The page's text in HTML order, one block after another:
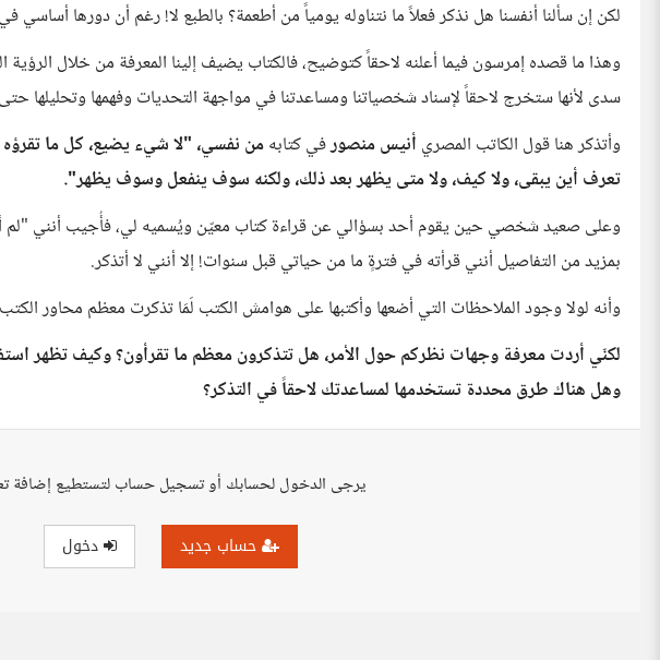
لكن إن سألنا أنفسنا هل نذكر فعلاً ما نتناوله يومياً من أطعمة؟ بالطبع لا! رغم أن دورها أساسي
وهذا ما قصده إمرسون فيما أعلنه لاحقاً كتوضيح، فالكتاب يضيف إلينا المعرفة من خلال الرؤية
سدى لأنها ستخرج لاحقاً لإسناد شخصياتنا ومساعدتنا في مواجهة التحديات وفهمها وتحليلها
وأتذكر هنا قول الكاتب المصري أنيس منصورفي كتابهمن نفسي، "ﻻ ﺷﻲﺀ ﻳﻀﻴﻊ، ﻛﻞ ﻣﺎ
ﺗﻌﺮﻑ ﺃﻳﻦ ﻳﺒﻘﻰ، ﻭﻻ ﻛﻴﻒ، ﻭﻻ ﻣﺘﻰ ﻳﻈﻬﺮ ﺑﻌﺪ ﺫﻟﻚ، ﻭﻟﻜﻨﻪ ﺳﻮﻑ ﻳﻨﻔﻌﻞ ﻭﺳﻮﻑ ﻳﻈﻬﺮ".
وعلى صعيد شخصي حين يقوم أحد بسؤالي عن قراءة كتاب معيّن ويُسميه لي، فأُجيب أنني "لم
بمزيد من التفاصيل أنني قرأته في فترةٍ ما من حياتي قبل سنوات! إلا أنني لا أتذكر.
وأنه لولا وجود الملاحظات التي أضعها وأكتبها على هوامش الكتب لَمَا تذكرت معظم محاور الكتب
لكنّي أردت معرفة وجهات نظركم حول الأمر، هل تتذكرون معظم ما تقرأون؟ وكيف تظهر
وهل هناك طرق محددة تستخدمها لمساعدتك لاحقاً في التذكر؟
يرجى الدخول لحسابك أو تسجيل حساب لتستطيع إضافة
حساب جديد دخول